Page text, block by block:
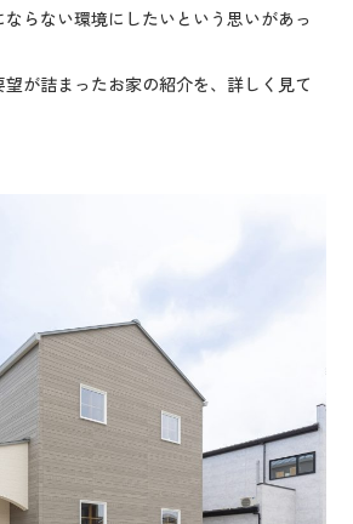
らない環境にしたいという思いがあっ
が詰まったお家の紹介を、詳しく見て